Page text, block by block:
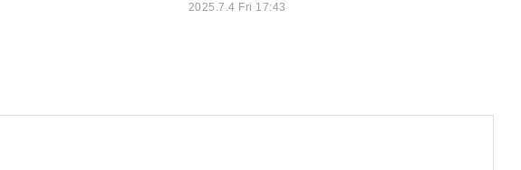
2025.7.4 Fri 17:43